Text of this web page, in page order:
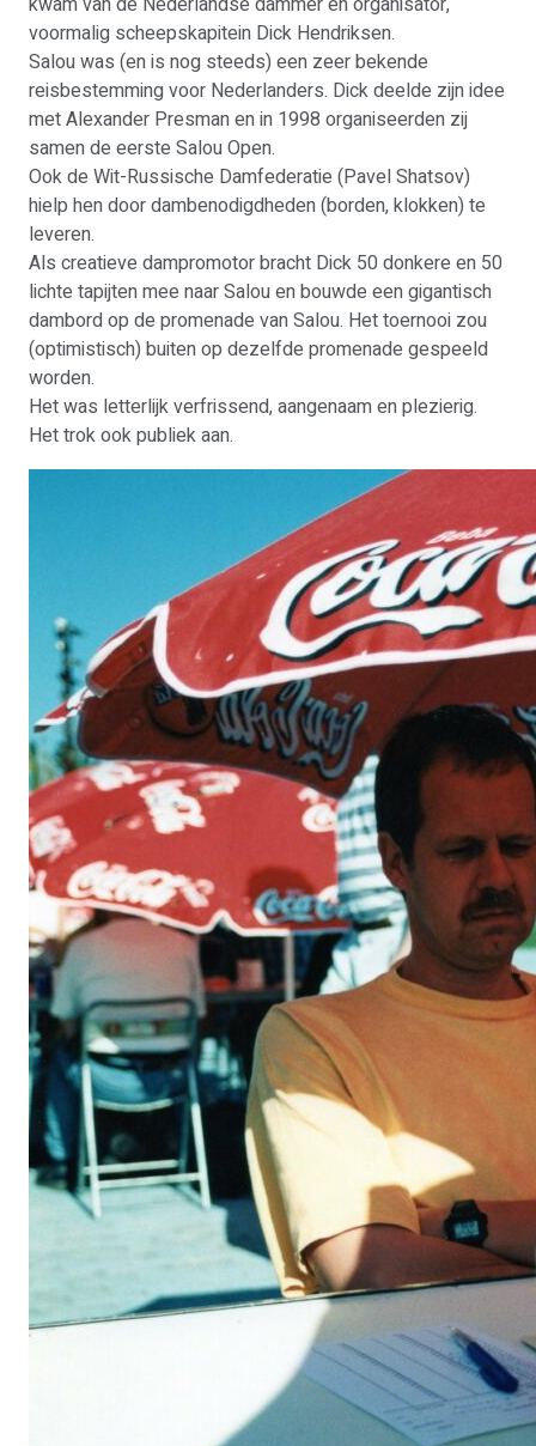
voormalig scheepskapitein Dick Hendriksen.
Salou was (en is nog steeds) een zeer bekende
reisbestemming voor Nederlanders. Dick deelde zijn idee
met Alexander Presman en in 1998 organiseerden zij
samen de eerste Salou Open.
Ook de Wit-Russische Damfederatie (Pavel Shatsov)
hielp hen door dambenodigdheden (borden, klokken) te
leveren.
Als creatieve dampromotor bracht Dick 50 donkere en 50
lichte tapijten mee naar Salou en bouwde een gigantisch
dambord op de promenade van Salou. Het toernooi zou
(optimistisch) buiten op dezelfde promenade gespeeld
worden.
Het was letterlijk verfrissend, aangenaam en plezierig.
Het trok ook publiek aan.